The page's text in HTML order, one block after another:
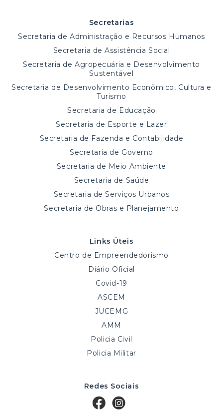
Secretarias
Secretaria de Administração e Recursos Humanos
Secretaria de Assistência Social
Secretaria de Agropecuária e Desenvolvimento
Sustentável
Secretaria de Desenvolvimento Econômico, Cultura e
Turismo
Secretaria de Educação
Secretaria de Esporte e Lazer
Secretaria de Fazenda e Contabilidade
Secretaria de Governo
Secretaria de Meio Ambiente
Secretaria de Saúde
Secretaria de Serviços Urbanos
Secretaria de Obras e Planejamento
Links Úteis
Centro de Empreendedorismo
Diário Oficial
Covid-19
ASCEM
JUCEMG
AMM
Policia Civil
Policia Militar
Redes Sociais